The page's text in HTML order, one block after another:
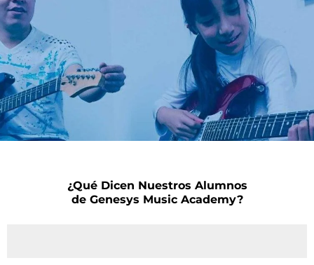
¿Qué Dicen Nuestros Alumnos
de Genesys Music Academy?